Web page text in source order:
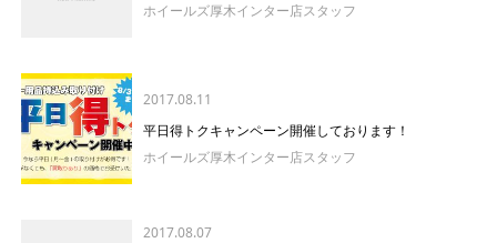
ホイールズ厚木インター店スタッフ
2017.08.11
平日得トクキャンペーン開催しております！
ホイールズ厚木インター店スタッフ
2017.08.07